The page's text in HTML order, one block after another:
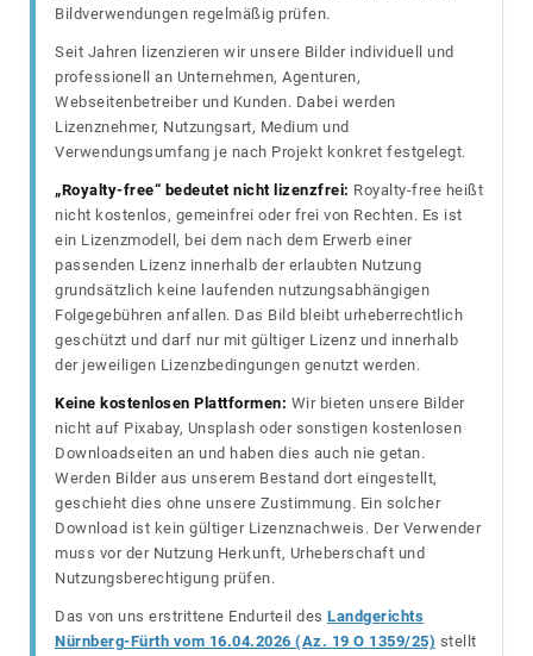
Bildverwendungen regelmäßig prüfen.
Seit Jahren lizenzieren wir unsere Bilder individuell und
professionell an Unternehmen, Agenturen,
Webseitenbetreiber und Kunden. Dabei werden
Lizenznehmer, Nutzungsart, Medium und
Verwendungsumfang je nach Projekt konkret festgelegt.
„Royalty-free“ bedeutet nicht lizenzfrei: Royalty-free heißt
nicht kostenlos, gemeinfrei oder frei von Rechten. Es ist
ein Lizenzmodell, bei dem nach dem Erwerb einer
passenden Lizenz innerhalb der erlaubten Nutzung
grundsätzlich keine laufenden nutzungsabhängigen
Folgegebühren anfallen. Das Bild bleibt urheberrechtlich
geschützt und darf nur mit gültiger Lizenz und innerhalb
der jeweiligen Lizenzbedingungen genutzt werden.
Keine kostenlosen Plattformen: Wir bieten unsere Bilder
nicht auf Pixabay, Unsplash oder sonstigen kostenlosen
Downloadseiten an und haben dies auch nie getan.
Werden Bilder aus unserem Bestand dort eingestellt,
geschieht dies ohne unsere Zustimmung. Ein solcher
Download ist kein gültiger Lizenznachweis. Der Verwender
muss vor der Nutzung Herkunft, Urheberschaft und
Nutzungsberechtigung prüfen.
Das von uns erstrittene Endurteil des Landgerichts
Nürnberg-Fürth vom 16.04.2026 (Az. 19 O 1359/25) stellt